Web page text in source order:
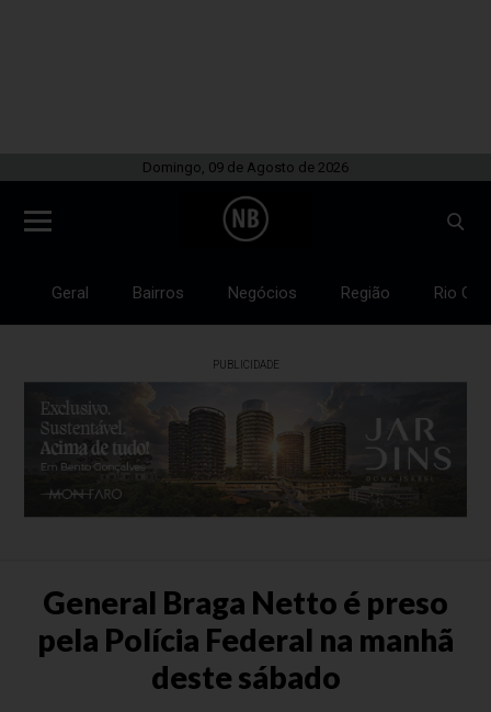
Domingo, 09 de Agosto de 2026
Geral Bairros Negócios Região Rio
PUBLICIDADE
General Braga Netto é preso
pela Polícia Federal na manhã
deste sábado